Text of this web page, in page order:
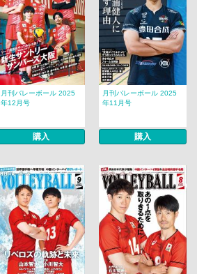
月刊バレーボール 2025
年12月号
購入
月刊バレーボール 2025
年11月号
購入